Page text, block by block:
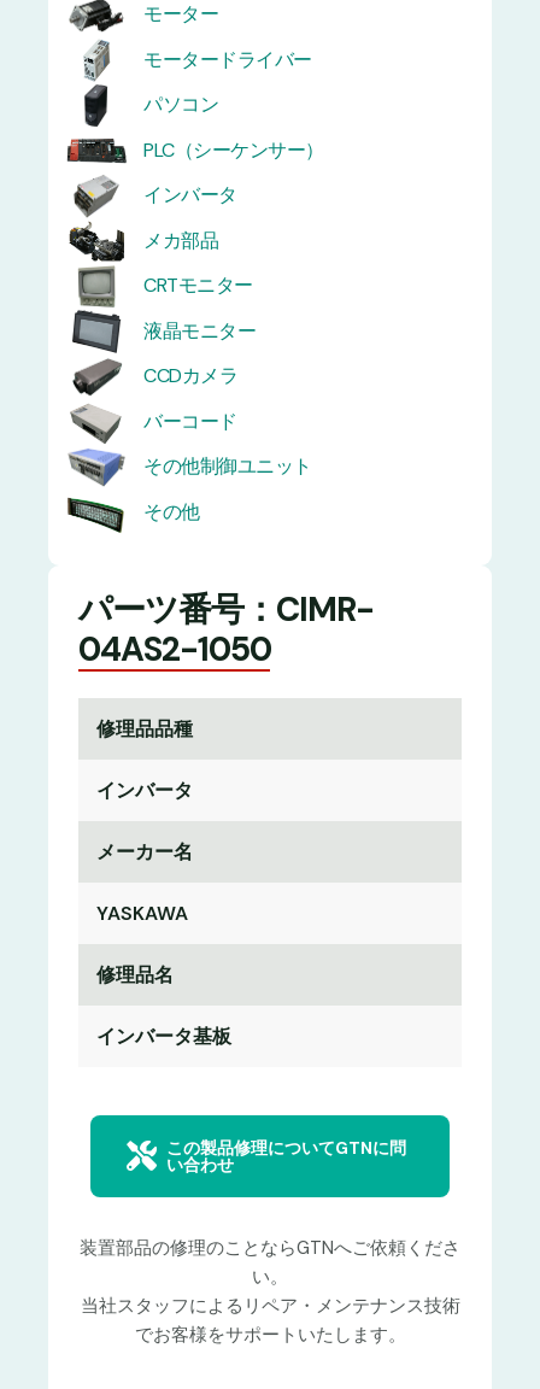
モーター
モータードライバー
パソコン
PLC（シーケンサー）
インバータ
メカ部品
CRTモニター
液晶モニター
CCDカメラ
バーコード
その他制御ユニット
その他
パーツ番号：CIMR-
04AS2-1050
修理品品種
インバータ
メーカー名
YASKAWA
修理品名
インバータ基板
この製品修理についてGTNに問
い合わせ
装置部品の修理のことならGTNへご依頼くださ
い。
当社スタッフによるリペア・メンテナンス技術
でお客様をサポートいたします。